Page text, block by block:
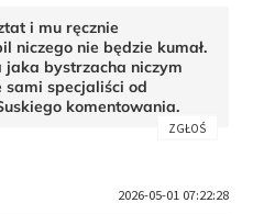
i mu ręcznie
niczego nie będzie kumał.
jaka bystrzacha niczym
specjaliści od
komentowania.
ZGŁOŚ
2026-05-01 07:22:28